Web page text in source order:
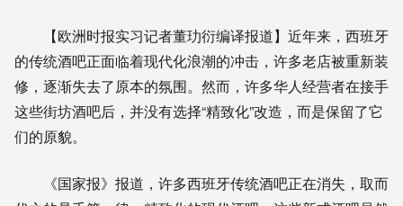
【欧洲时报实习记者董玏衍编译报道】近年来，西班牙
的传统酒吧正面临着现代化浪潮的冲击，许多老店被重新装
修，逐渐失去了原本的氛围。然而，许多华人经营者在接手
这些街坊酒吧后，并没有选择“精致化”改造，而是保留了它
们的原貌。
《国家报》报道，许多西班牙传统酒吧正在消失，取而